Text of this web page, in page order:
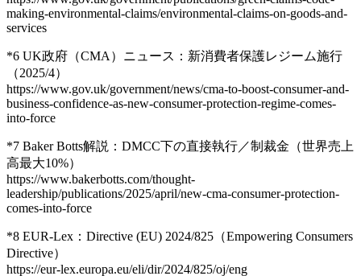
making-environmental-claims/environmental-claims-on-goods-and-
services
*6 UK政府（CMA）ニュース：新消費者保護レジーム施行
（2025/4）
https://www.gov.uk/government/news/cma-to-boost-consumer-and-
business-confidence-as-new-consumer-protection-regime-comes-
into-force
*7 Baker Botts解説：DMCC下の直接執行／制裁金（世界売上
高最大10%）
https://www.bakerbotts.com/thought-
leadership/publications/2025/april/new-cma-consumer-protection-
comes-into-force
*8 EUR-Lex：Directive (EU) 2024/825（Empowering Consumers
Directive）
https://eur-lex.europa.eu/eli/dir/2024/825/oj/eng